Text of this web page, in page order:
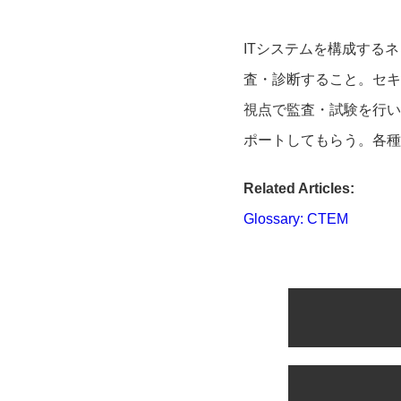
ITシステムを構成する
査・診断すること。セ
視点で監査・試験を行
ポートしてもらう。各
Related Articles:
Glossary: CTEM